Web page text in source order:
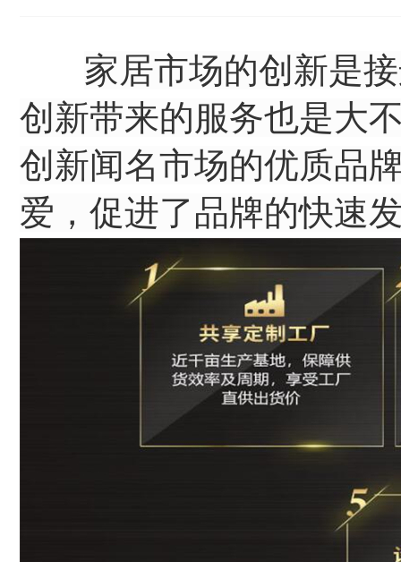
家居市场的创新是
创新带来的服务也是大
创新闻名市场的优质品
爱，促进了品牌的快速